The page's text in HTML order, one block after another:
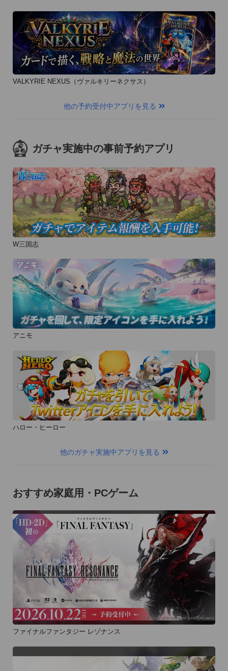
VALKYRIE NEXUS（ヴァルキリーネクサス）
他の予約受付中アプリを見る
ガチャ実施中の事前予約アプリ
W三国志
アニモ
ハロー・ヒーロー
他のガチャ実施中アプリを見る
おすすめ家庭用・PCゲーム
ファイナルファンタジー レゾナンス